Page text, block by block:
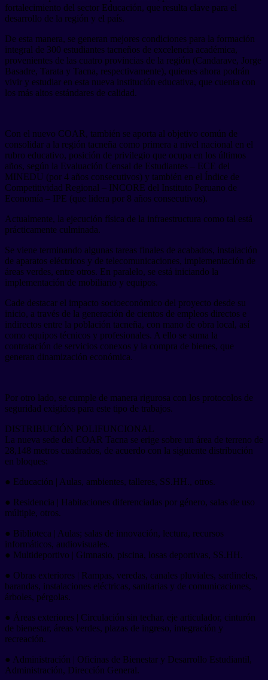
fortalecimiento del sector Educación, que resulta clave para el
desarrollo de la región y el país.
De esta manera, se generan mejores condiciones para la formación
integral de 300 estudiantes tacneños de excelencia académica,
provenientes de las cuatro provincias de la región (Candarave, Jorge
Basadre, Tarata y Tacna, respectivamente), quienes ahora podrán
vivir y estudiar en esta nueva institución educativa, que cuenta con
los más altos estándares de calidad.
Con el nuevo COAR, también se aporta al objetivo común de
consolidar a la región tacneña como primera a nivel nacional en el
rubro educativo, posición de privilegio que ocupa en los últimos
años, según la Evaluación Censal de Estudiantes – ECE del
MINEDU (por 4 años consecutivos) y también en el Índice de
Competitividad Regional – INCORE del Instituto Peruano de
Economía – IPE (que lidera por 8 años consecutivos).
Actualmente, la ejecución física de la infraestructura como tal está
prácticamente culminada.
Se viene terminando algunas tareas finales de acabados, instalación
de aparatos eléctricos y de telecomunicaciones, implementación de
áreas verdes, entre otros. En paralelo, se está iniciando la
implementación de mobiliario y equipos.
Cade destacar el impacto socioeconómico del proyecto desde su
inicio, a través de la generación de cientos de empleos directos e
indirectos entre la población tacneña, con mano de obra local, así
como equipos técnicos y profesionales. A ello se suma la
contratación de servicios conexos y la compra de bienes, que
generan dinamización económica.
Por otro lado, se cumple de manera rigurosa con los protocolos de
seguridad exigidos para este tipo de trabajos.
DISTRIBUCIÓN POLIFUNCIONAL
La nueva sede del COAR Tacna se erige sobre un área de terreno de
28,148 metros cuadrados, de acuerdo con la siguiente distribución
en bloques:
● Educación | Aulas, ambientes, talleres, SS.HH., otros.
● Residencia | Habitaciones diferenciadas por género, salas de uso
múltiple, otros.
● Biblioteca | Aulas; salas de innovación, lectura, recursos
informáticos, audiovisuales.
● Multideportivo | Gimnasio, piscina, losas deportivas, SS.HH.
● Obras exteriores | Rampas, veredas, canales pluviales, sardineles,
barandas, instalaciones eléctricas, sanitarias y de comunicaciones,
árboles, pérgolas.
● Áreas exteriores | Circulación sin techar, eje articulador, cinturón
de bienestar, áreas verdes, plazas de ingreso, integración y
recreación.
● Administración | Oficinas de Bienestar y Desarrollo Estudiantil,
Administración, Dirección General.